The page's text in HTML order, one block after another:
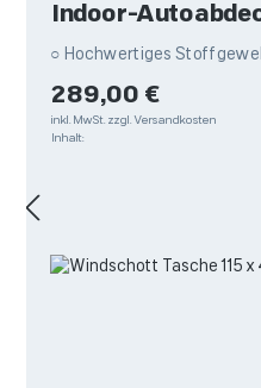
Indoor-
○ Hochwertiges
Regulärer Preis:
289,00 €
inkl. MwSt. zzgl. Versandkosten
Inhalt: